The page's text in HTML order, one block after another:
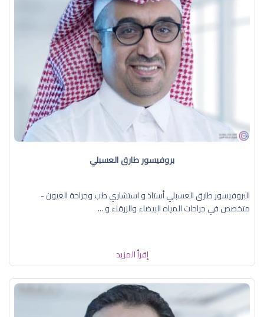
بروفيسور طارق العسبلي
البروفيسور طارق العسبلي أستاذ و استشاري طب وجراحة العيون -
متخصص في جراحات المياه البيضاء والزرقاء و ...
إقرأ المزيد